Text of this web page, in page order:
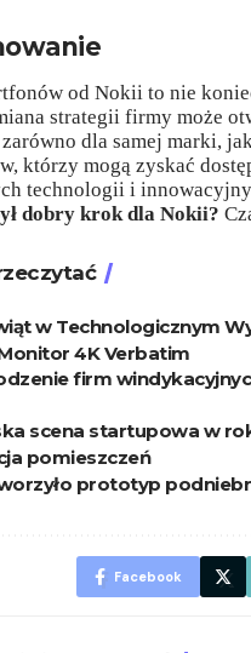
od Nokii to nie
strategii firmy może
dla samej marki,
którzy mogą zyskać
technologii i
dobry krok dla Nokii?
w Technologicznym
4K Verbatim
firm
scena startupowa w
pomieszczeń
prototyp
Facebook